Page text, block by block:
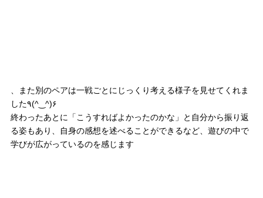
、また別のペアは一戦ごとにじっくり考える様子を見せてくれま
した٩(^‿^)۶
終わったあとに「こうすればよかったのかな」と自分から振り返
る姿もあり、自身の感想を述べることができるなど、遊びの中で
学びが広がっているのを感じます